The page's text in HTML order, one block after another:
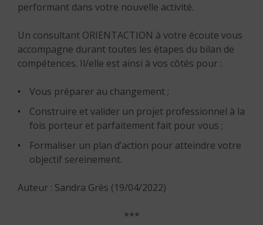
performant dans votre nouvelle activité.
Un consultant ORIENTACTION à votre écoute vous
accompagne durant toutes les étapes du bilan de
compétences. Il/elle est ainsi à vos côtés pour :
Vous préparer au changement ;
Construire et valider un projet professionnel à la
fois porteur et parfaitement fait pour vous ;
Formaliser un plan d’action pour atteindre votre
objectif sereinement.
Auteur : Sandra Grès (19/04/2022)
***